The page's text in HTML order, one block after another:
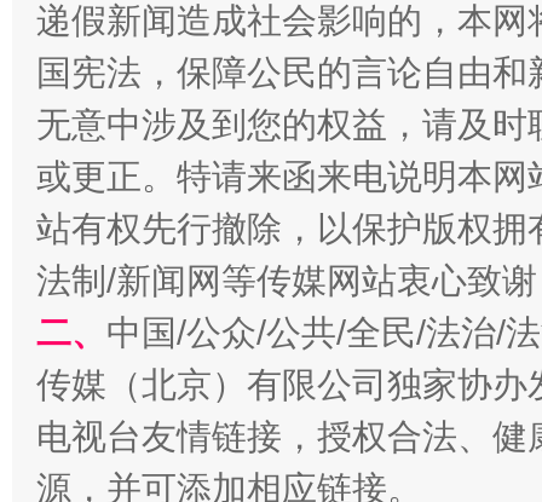
揭开“小金库”的免责幌子
受贿1.44亿！段成刚被判无期
递假新闻造成社会影响的，本
国宪法，保障公民的言论自由
无意中涉及到您的权益，请及
或更正。特请来函来电说明本
站有权先行撤除，以保护版权
法制/新闻网等传媒网站衷心致
二、 中国/公众/公共/全民/法治/
传媒（北京）有限公司独家协
电视台友情链接，授权合法、
源，并可添加相应链接。